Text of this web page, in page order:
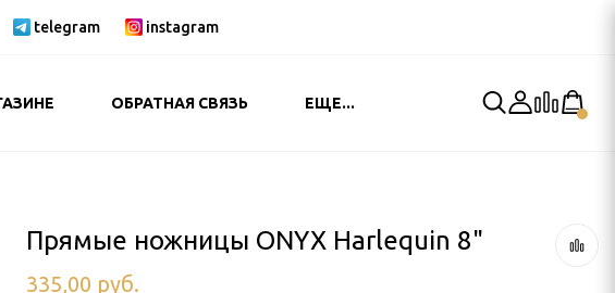
telegram instagram
ОБРАТНАЯ СВЯЗЬ ЕЩЕ...
Прямые ножницы ONYX Harlequin 8"
335,00 руб.